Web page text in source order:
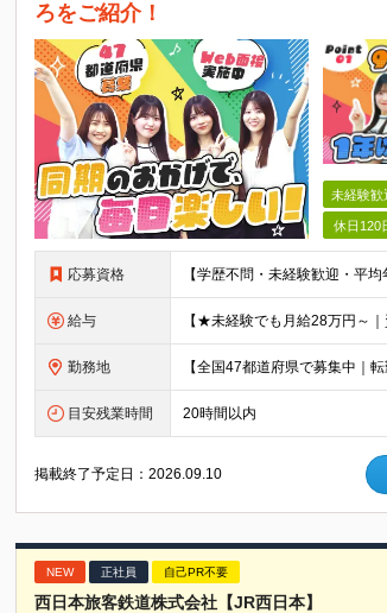
ろをご紹介！
未経験歓
休日120
応募資格
給与
勤務地
目安残業時間 20時間以内
掲載終了予定日：2026.09.10
NEW 正社員 自己PR不要
西日本旅客鉄道株式会社【JR西日本】